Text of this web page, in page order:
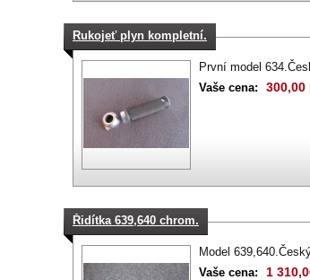
Rukojeť plyn kompletní.
První model
Vaše cena:
300,00
Řidítka 639,640 chrom.
Model
Vaše cena:
1